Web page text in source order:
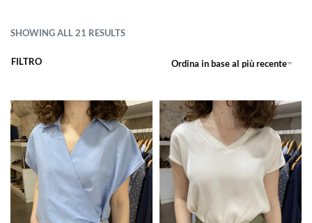
SHOWING ALL 21 RESULTS
Ordina in base al più recente
FILTRO